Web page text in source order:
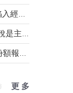
更 多